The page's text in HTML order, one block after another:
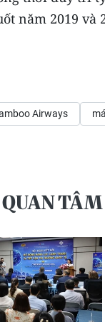
năm 2019 và
Airways
TÂM